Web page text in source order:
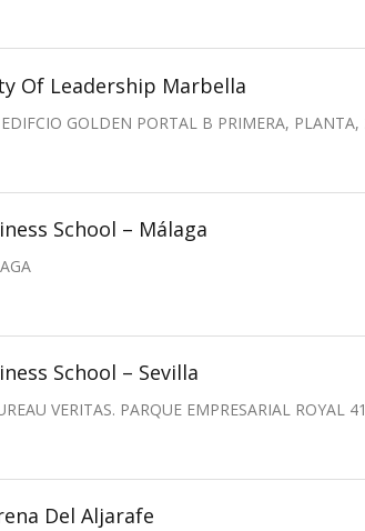
Of Leadership Marbella
GOLDEN PORTAL B PRIMERA,
School – Málaga
School – Sevilla
VERITAS. PARQUE EMPRESARIAL ROYAL
Del Aljarafe